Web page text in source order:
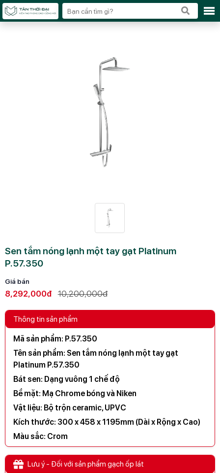
Sen tắm nóng lạnh một tay gạt Platinum
P.57.350
Giá bán
8,292,000đ 10,200,000đ
Thông tin sản phẩm
Mã sản phẩm: P.57.350
Tên sản phẩm: Sen tắm nóng lạnh một tay gạt
Platinum P.57.350
Bát sen: Dạng vuông 1 chế độ
Bề mặt: Mạ Chrome bóng và Niken
Vật liệu: Bộ trộn ceramic, UPVC
Kích thước: 300 x 458 x 1195mm (Dài x Rộng x Cao)
Màu sắc: Crom
Lưu ý - Đối với sản phẩm gạch ốp lát